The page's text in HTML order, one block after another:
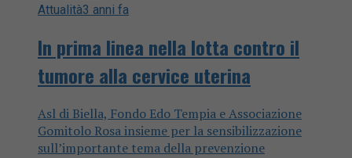
Attualità3 anni fa
In prima linea nella lotta contro il
tumore alla cervice uterina
Asl di Biella, Fondo Edo Tempia e Associazione
Gomitolo Rosa insieme per la sensibilizzazione
sull’importante tema della prevenzione